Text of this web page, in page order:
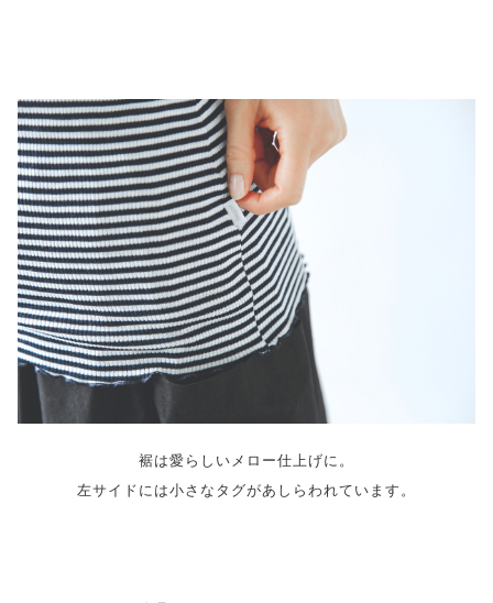
裾は愛らしいメロー仕上げに。
左サイドには小さなタグがあしらわれています。